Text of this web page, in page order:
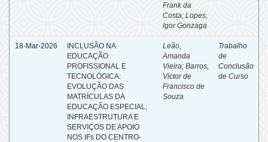
Frank da
Costa; Lopes,
Igor Gonzaga
18-Mar-2026
INCLUSÃO NA
EDUCAÇÃO
PROFISSIONAL E
TECNOLÓGICA:
EVOLUÇÃO DAS
MATRÍCULAS DA
EDUCAÇÃO ESPECIAL,
INFRAESTRUTURA E
SERVIÇOS DE APOIO
NOS IFs DO CENTRO-
Leão,
Amanda
Vieira; Barros,
Victor de
Francisco de
Souza
Trabalho
de
Conclusão
de Curso